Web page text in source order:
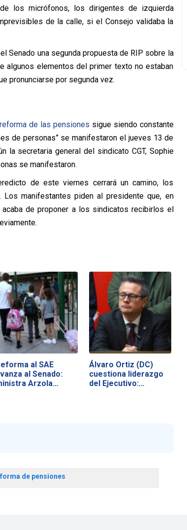
los micrófonos, los dirigentes de izquierda
de la calle, si el Consejo validaba la
Senado una segunda propuesta de RIP sobre la
algunos elementos del primer texto no estaban
pronunciarse por segunda vez.
de las pensiones sigue siendo constante
de personas” se manifestaron el jueves 13 de
la secretaria general del sindicato CGT, Sophie
se manifestaron.
de este viernes cerrará un camino, los
manifestantes piden al presidente que, en
de proponer a los sindicatos recibirlos el
al SAE
al Senado:
Arzola…
Álvaro Ortiz (DC)
cuestiona liderazgo
del Ejecutivo:…
de pensiones